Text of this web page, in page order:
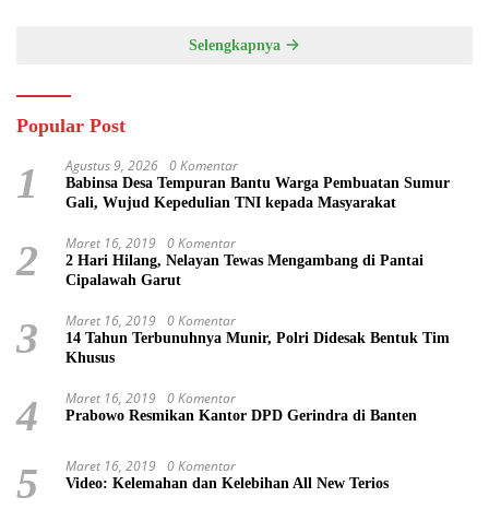
KEMANUNGGALAN TNI-
Selengkapnya
Popular Post
1 Agustus 9, 2026 0 Komentar
Babinsa Desa Tempuran Bantu Warga Pembuatan Sumur
Gali, Wujud Kepedulian TNI kepada Masyarakat
2 Maret 16, 2019 0 Komentar
2 Hari Hilang, Nelayan Tewas Mengambang di Pantai
Cipalawah Garut
3 Maret 16, 2019 0 Komentar
14 Tahun Terbunuhnya Munir, Polri Didesak Bentuk Tim
Khusus
4 Maret 16, 2019 0 Komentar
Prabowo Resmikan Kantor DPD Gerindra di Banten
5 Maret 16, 2019 0 Komentar
Video: Kelemahan dan Kelebihan All New Terios